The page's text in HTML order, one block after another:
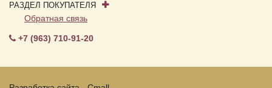
РАЗДЕЛ ПОКУПАТЕЛЯ
Обратная связь
+7 (963) 710-91-20